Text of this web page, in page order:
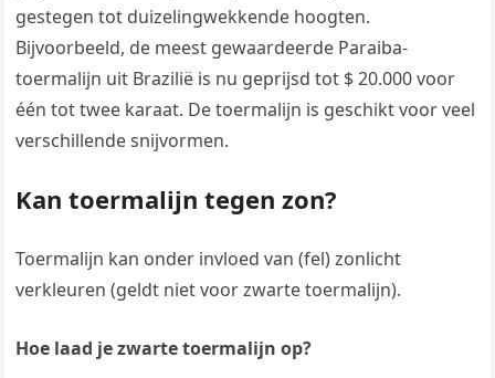
gestegen tot duizelingwekkende hoogten.
Bijvoorbeeld, de meest gewaardeerde Paraiba-
toermalijn uit Brazilië is nu geprijsd tot $ 20.000 voor
één tot twee karaat. De toermalijn is geschikt voor veel
verschillende snijvormen.
Kan toermalijn tegen zon?
Toermalijn kan onder invloed van (fel) zonlicht
verkleuren (geldt niet voor zwarte toermalijn).
Hoe laad je zwarte toermalijn op?